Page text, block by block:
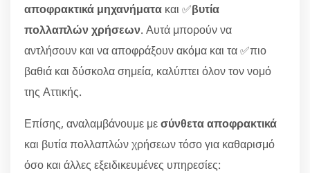
αποφρακτικά μηχανήματα και ✅βυτία
πολλαπλών χρήσεων. Αυτά μπορούν να
αντλήσουν και να αποφράξουν ακόμα και τα ✅πιο
βαθιά και δύσκολα σημεία, καλύπτει όλον τον νομό
της Αττικής.
Επίσης, αναλαμβάνουμε μεσύνθετα αποφρακτικά
και βυτία πολλαπλών χρήσεων τόσο για καθαρισμό
όσο και άλλες εξειδικευμένες υπηρεσίες: